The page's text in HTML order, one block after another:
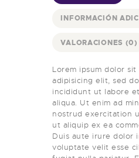
INFORMACIÓN
VALORACIONES (0)
Lorem ipsum dolor
adipisicing elit, sed
incididunt ut labore
aliqua. Ut enim ad
nostrud exercitation
ut aliquip ex ea
Duis aute irure dolor
voluptate velit esse